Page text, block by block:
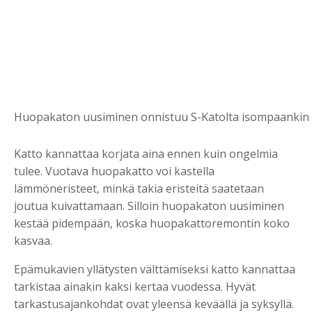
Huopakaton uusiminen onnistuu S-Katolta
Katto kannattaa korjata aina ennen kuin ongelmia
tulee. Vuotava huopakatto voi kastella
lämmöneristeet, minkä takia eristeitä saatetaan
joutua kuivattamaan. Silloin huopakaton uusiminen
kestää pidempään, koska huopakattoremontin koko
kasvaa.
Epämukavien yllätysten välttämiseksi katto kannattaa
tarkistaa ainakin kaksi kertaa vuodessa. Hyvät
tarkastusajankohdat ovat yleensä keväällä ja syksyllä.